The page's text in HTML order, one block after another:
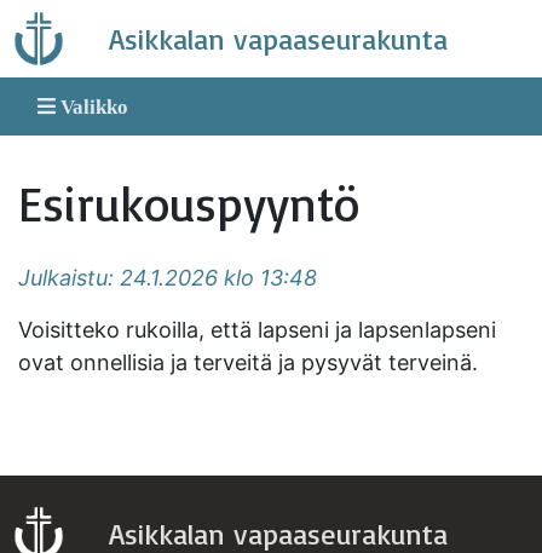
Skip
to
content
Asikkalan vapaaseurakunta
Valikko
Esirukouspyyntö
Julkaistu: 24.1.2026 klo 13:48
Voisitteko rukoilla, että lapseni ja lapsenlapseni
ovat onnellisia ja terveitä ja pysyvät terveinä.
Asikkalan vapaaseurakunta